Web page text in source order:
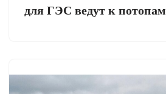
для ГЭС ведут к потопам